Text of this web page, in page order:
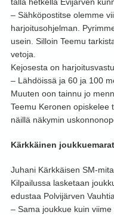
tällä hetkellä Evijärven
– Sähköpostitse olemme
harjoitusohjelman.
usein. Silloin Teemu
vetoja.
Kejosesta on
– Lähdöissä ja 60 ja 100
Muuten oon tainnu jo
Teemu Keronen opiskelee
näillä näkymin
Kärkkäinen
Juhani Kärkkäisen SM-
Kilpailussa lasketaan
edustaa Polvijärven
– Sama joukkue kuin